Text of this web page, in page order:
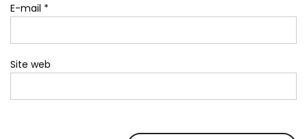
E-mail *
Site web